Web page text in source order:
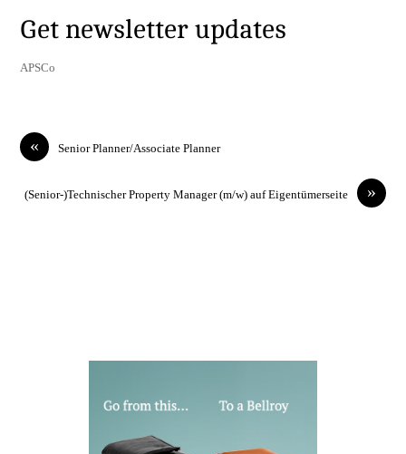
Get newsletter updates
APSCo
« Senior Planner/Associate Planner
»
(Senior-)Technischer Property Manager (m/w) auf Eigentümerseite